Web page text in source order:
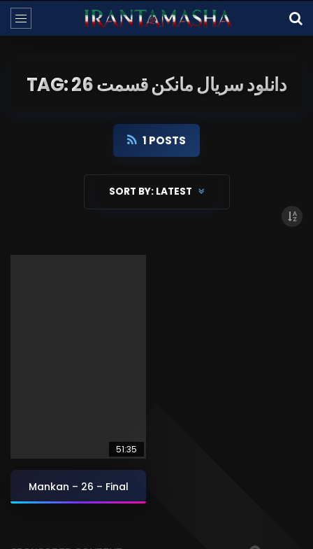
TAG: دانلود سریال مانکن قسمت 26
1 POSTS
SORT BY: LATEST
51:35
Mankan – 26 – Final